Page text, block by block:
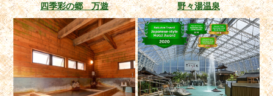
四季彩の郷 万遊 野々湯温泉